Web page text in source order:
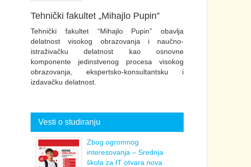
Tehnički fakultet „Mihajlo Pupin”
Tehnički fakultet “Mihajlo Pupin” obavlja
delatnost visokog obrazovanja i naučno-
istraživačku delatnost kao osnovne
komponente jedinstvenog procesa visokog
obrazovanja, ekspertsko-konsultantsku i
izdavačku delatnost.
Vesti o studiranju
Zbog ogromnog
interesovanja – Srednja
škola za IT otvara nova